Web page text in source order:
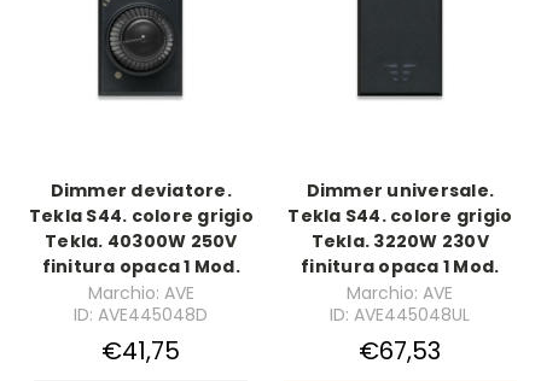
Dimmer deviatore.
Tekla S44. colore grigio
Tekla. 40300W 250V
finitura opaca 1 Mod.
Marchio: AVE
ID: AVE445048D
€41,75
Dimmer universale.
Tekla S44. colore grigio
Tekla. 3220W 230V
finitura opaca 1 Mod.
Marchio: AVE
ID: AVE445048UL
€67,53